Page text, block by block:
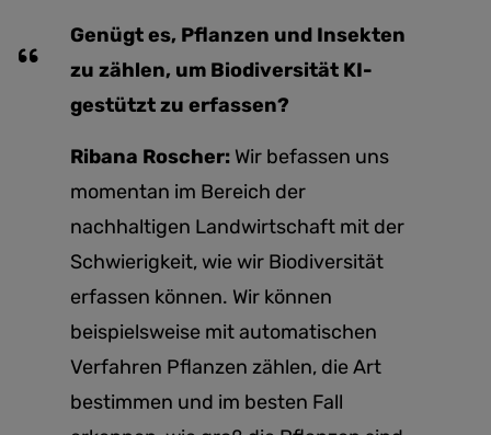
Genügt es, Pflanzen und Insekten
zu zählen, um Biodiversität KI-
gestützt zu erfassen?
Ribana Roscher: Wir befassen uns
momentan im Bereich der
nachhaltigen Landwirtschaft mit der
Schwierigkeit, wie wir Biodiversität
erfassen können. Wir können
beispielsweise mit automatischen
Verfahren Pflanzen zählen, die Art
bestimmen und im besten Fall